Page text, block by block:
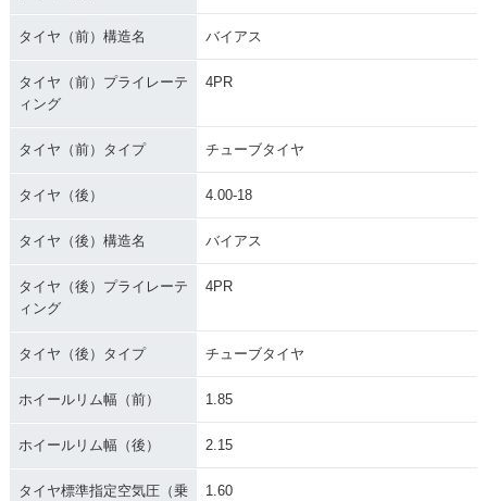
タイヤ（前）構造名 バイアス
タイヤ（前）プライレーテ
ィング
4PR
タイヤ（前）タイプ チューブタイヤ
タイヤ（後） 4.00-18
タイヤ（後）構造名 バイアス
タイヤ（後）プライレーテ
ィング
4PR
タイヤ（後）タイプ チューブタイヤ
ホイールリム幅（前） 1.85
ホイールリム幅（後） 2.15
タイヤ標準指定空気圧（乗
1.60